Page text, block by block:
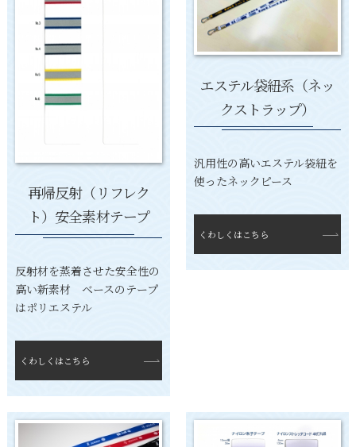
再帰反射（リフレク
ト）安全素材テープ
反射材を蒸着させた安全性の
高い新素材 ベースのテープ
はポリエステル
くわしくはこちら
エステル袋紐系（ネッ
クストラップ）
汎用性の高いエステル袋紐を
使ったネックピース
くわしくはこちら